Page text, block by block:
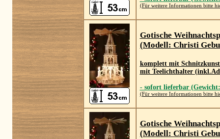
(Für weitere Informationen bitte
Gotische
(Modell: Christi
komplett mit
mit Teelichthalter
- sofort lieferbar
(Für weitere Informationen bitte
Gotische
(Modell: Christi